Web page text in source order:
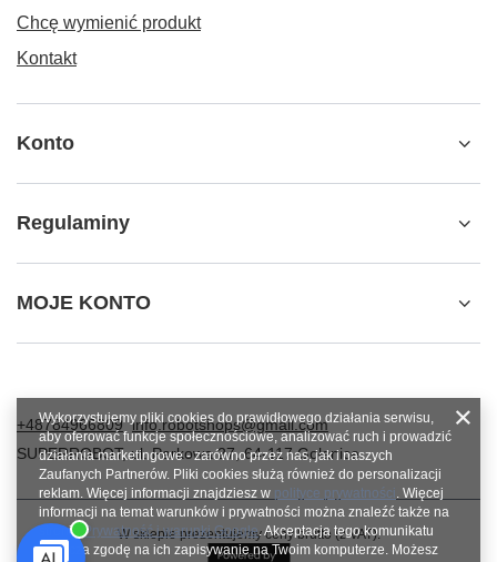
Chcę wymienić produkt
Kontakt
Konto
Regulaminy
MOJE KONTO
+48784966809 info.robotshops@gmail.com
SUPERROBOT,ul. Parkowa 27,64-117Gołanice
W sklepie prezentujemy ceny brutto (z VAT).
Wykorzystujemy pliki cookies do prawidłowego działania serwisu,
aby oferować funkcje społecznościowe, analizować ruch i prowadzić
działania marketingowe - zarówno przez nas, jak i naszych
Zaufanych Partnerów. Pliki cookies służą również do personalizacji
reklam. Więcej informacji znajdziesz w polityce prywatności. Więcej
informacji na temat warunków i prywatności można znaleźć także na
stronie Prywatność i warunki Google. Akceptacja tego komunikatu
oznacza zgodę na ich zapisywanie na Twoim komputerze. Możesz